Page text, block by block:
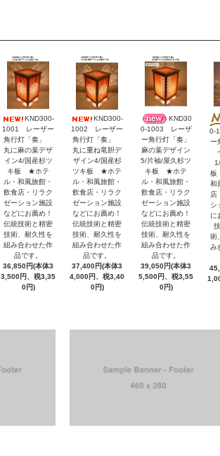
KND300-
1001 レーザー
角行灯「奏」
丸に麻の葉デザ
イン4/国産杉ツ
キ板 ★ホテ
ル・和風旅館・
飲食店・リラク
ゼーション施設
などにお薦め！
伝統技術と精密
技術、耐久性を
組み合わせた作
品です。
36,850円(本体3
3,500円、税3,35
0円)
KND300-
1002 レーザー
角行灯「奏」
丸に重ね竜胆デ
ザイン4/国産杉
ツキ板 ★ホテ
ル・和風旅館・
飲食店・リラク
ゼーション施設
などにお薦め！
伝統技術と精密
技術、耐久性を
組み合わせた作
品です。
37,400円(本体3
4,000円、税3,40
0円)
KND30
0-1003 レーザ
ー角行灯「奏」
麻の葉デザイン
5/片袖/屋久杉ツ
キ板 ★ホテ
ル・和風旅館・
飲食店・リラク
ゼーション施設
などにお薦め！
伝統技術と精密
技術、耐久性を
組み合わせた作
品です。
39,050円(本体3
5,500円、税3,55
0円)
0-
ー
板
和
店
シ
に
術
み